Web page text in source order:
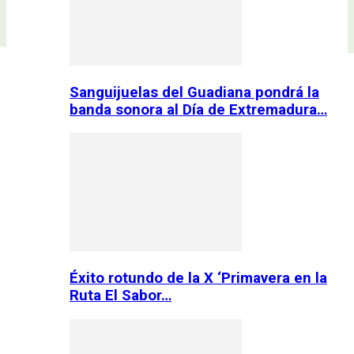
Sanguijuelas del Guadiana pondrá la
banda sonora al Día de Extremadura…
Éxito rotundo de la X ‘Primavera en la
Ruta El Sabor…